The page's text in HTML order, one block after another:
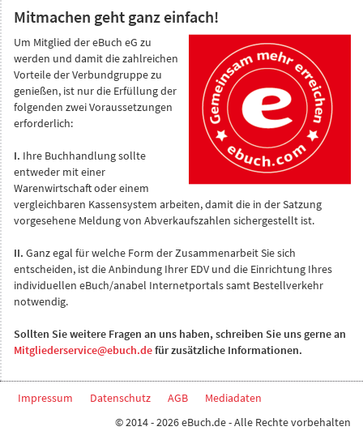
Mitmachen geht ganz einfach!
Um Mitglied der eBuch eG zu
werden und damit die zahlreichen
Vorteile der Verbundgruppe zu
genießen, ist nur die Erfüllung der
folgenden zwei Voraussetzungen
erforderlich:
I. Ihre Buchhandlung sollte
entweder mit einer
Warenwirtschaft oder einem
vergleichbaren Kassensystem arbeiten, damit die in der Satzung
vorgesehene Meldung von Abverkaufszahlen sichergestellt ist.
II. Ganz egal für welche Form der Zusammenarbeit Sie sich
entscheiden, ist die Anbindung Ihrer EDV und die Einrichtung Ihres
individuellen eBuch/anabel Internetportals samt Bestellverkehr
notwendig.
Sollten Sie weitere Fragen an uns haben, schreiben Sie uns gerne an
Mitgliederservice@ebuch.defür zusätzliche Informationen.
Impressum Datenschutz AGB
Mediadaten
© 2014 - 2026 eBuch.de - Alle Rechte vorbehalten